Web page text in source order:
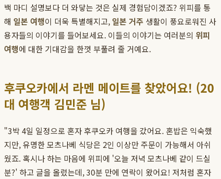
백 마디 설명보다 더 와닿는 것은 실제 경험담이겠죠? 위피를 통
해 일본 여행이 더욱 특별해지고, 일본 거주 생활이 풍요로워진 사
용자들의 이야기를 들어보세요. 이들의 이야기는 여러분의 위피
여행에 대한 기대감을 한껏 부풀려 줄 거예요.
후쿠오카에서 라멘 메이트를 찾았어요! (20
대 여행객 김민준 님)
"3박 4일 일정으로 혼자 후쿠오카 여행을 갔어요. 혼밥은 익숙했
지만, 유명한 모츠나베 식당은 2인 이상만 주문이 가능해서 아쉬
웠죠. 혹시나 하는 마음에 위피에 '오늘 저녁 모츠나베 같이 드실
분?' 하고 글을 올렸는데, 30분 만에 연락이 왔어요! 저처럼 혼자